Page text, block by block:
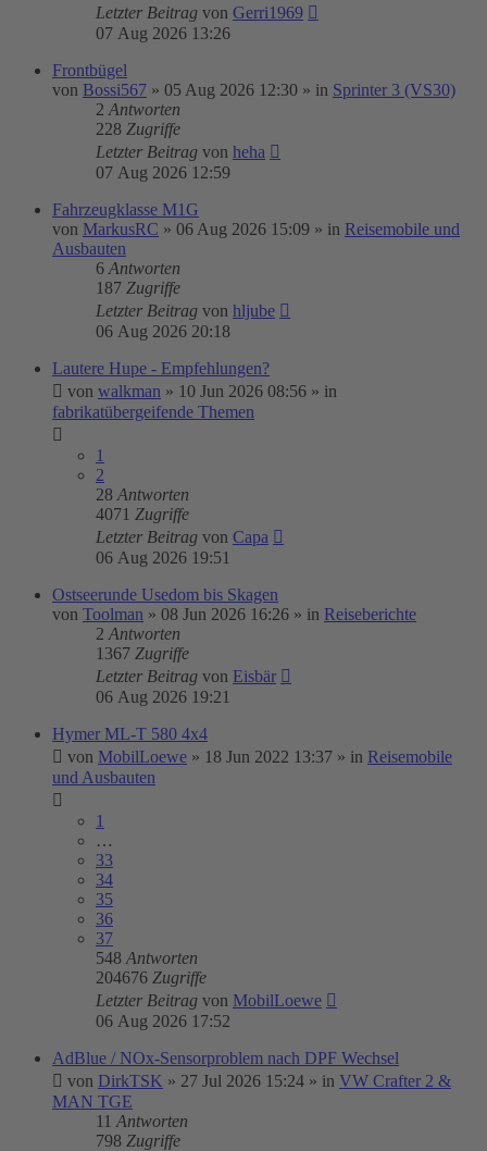
Letzter Beitrag von Gerri1969
07 Aug 2026 13:26
Frontbügel
von Bossi567 » 05 Aug 2026 12:30 » in Sprinter 3 (VS30)
2 Antworten
228 Zugriffe
Letzter Beitrag von heha
07 Aug 2026 12:59
Fahrzeugklasse M1G
von MarkusRC » 06 Aug 2026 15:09 » in Reisemobile und
Ausbauten
6 Antworten
187 Zugriffe
Letzter Beitrag von hljube
06 Aug 2026 20:18
Lautere Hupe - Empfehlungen?
von walkman » 10 Jun 2026 08:56 » in
fabrikatübergeifende Themen
1
2
28 Antworten
4071 Zugriffe
Letzter Beitrag von Capa
06 Aug 2026 19:51
Ostseerunde Usedom bis Skagen
von Toolman » 08 Jun 2026 16:26 » in Reiseberichte
2 Antworten
1367 Zugriffe
Letzter Beitrag von Eisbär
06 Aug 2026 19:21
Hymer ML-T 580 4x4
von MobilLoewe » 18 Jun 2022 13:37 » in Reisemobile
und Ausbauten
1
…
33
34
35
36
37
548 Antworten
204676 Zugriffe
Letzter Beitrag von MobilLoewe
06 Aug 2026 17:52
AdBlue / NOx-Sensorproblem nach DPF Wechsel
von DirkTSK » 27 Jul 2026 15:24 » in VW Crafter 2 &
MAN TGE
11 Antworten
798 Zugriffe